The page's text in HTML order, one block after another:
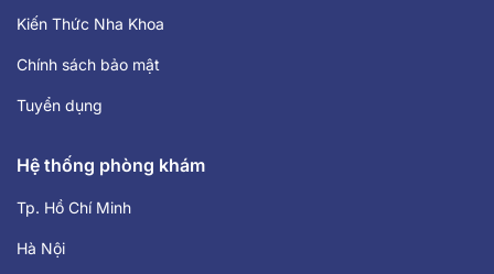
Kiến Thức Nha Khoa
Chính sách bảo mật
Tuyển dụng
Hệ thống phòng khám
Tp. Hồ Chí Minh
Hà Nội